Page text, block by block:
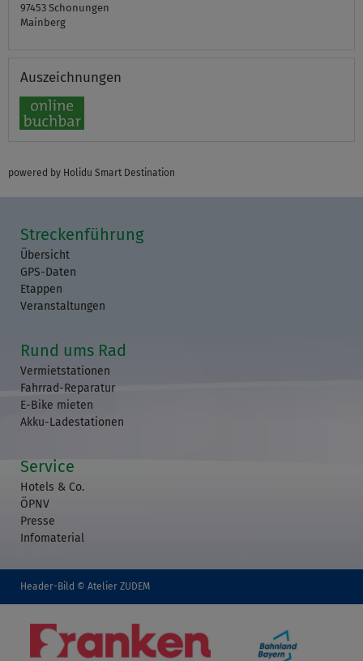
97453 Schonungen
Mainberg
Auszeichnungen
powered by Holidu Smart Destination
Streckenführung
Übersicht
GPS-Daten
Etappen
Veranstaltungen
Rund ums Rad
Vermietstationen
Fahrrad-Reparatur
E-Bike mieten
Akku-Ladestationen
Service
Hotels & Co.
ÖPNV
Presse
Infomaterial
Header-Bild © Atelier ZUDEM